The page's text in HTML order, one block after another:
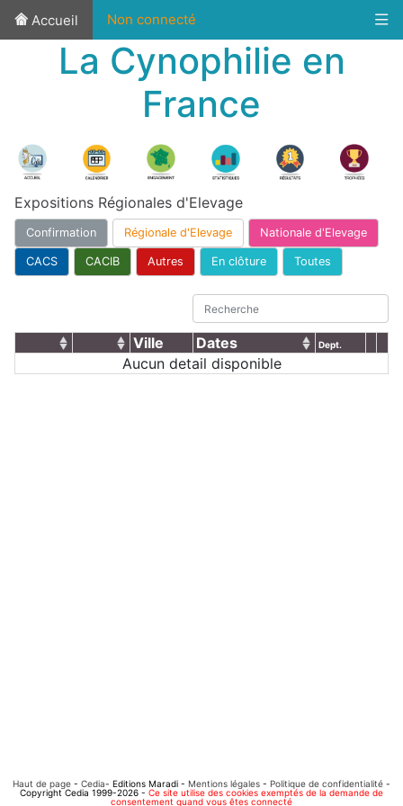
Accueil Non connecté
La Cynophilie en
France
Expositions Régionales d'Elevage
Confirmation Régionale d'Elevage Nationale d'Elevage
CACS CACIB Autres En clôture Toutes
Ville Dates Dept.
Aucun detail disponible
Haut de page - Cedia- Editions Maradi - Mentions légales - Politique de confidentialité -
Copyright Cedia 1999-2026 - Ce site utilise des cookies exemptés de la demande de
consentement quand vous êtes connecté